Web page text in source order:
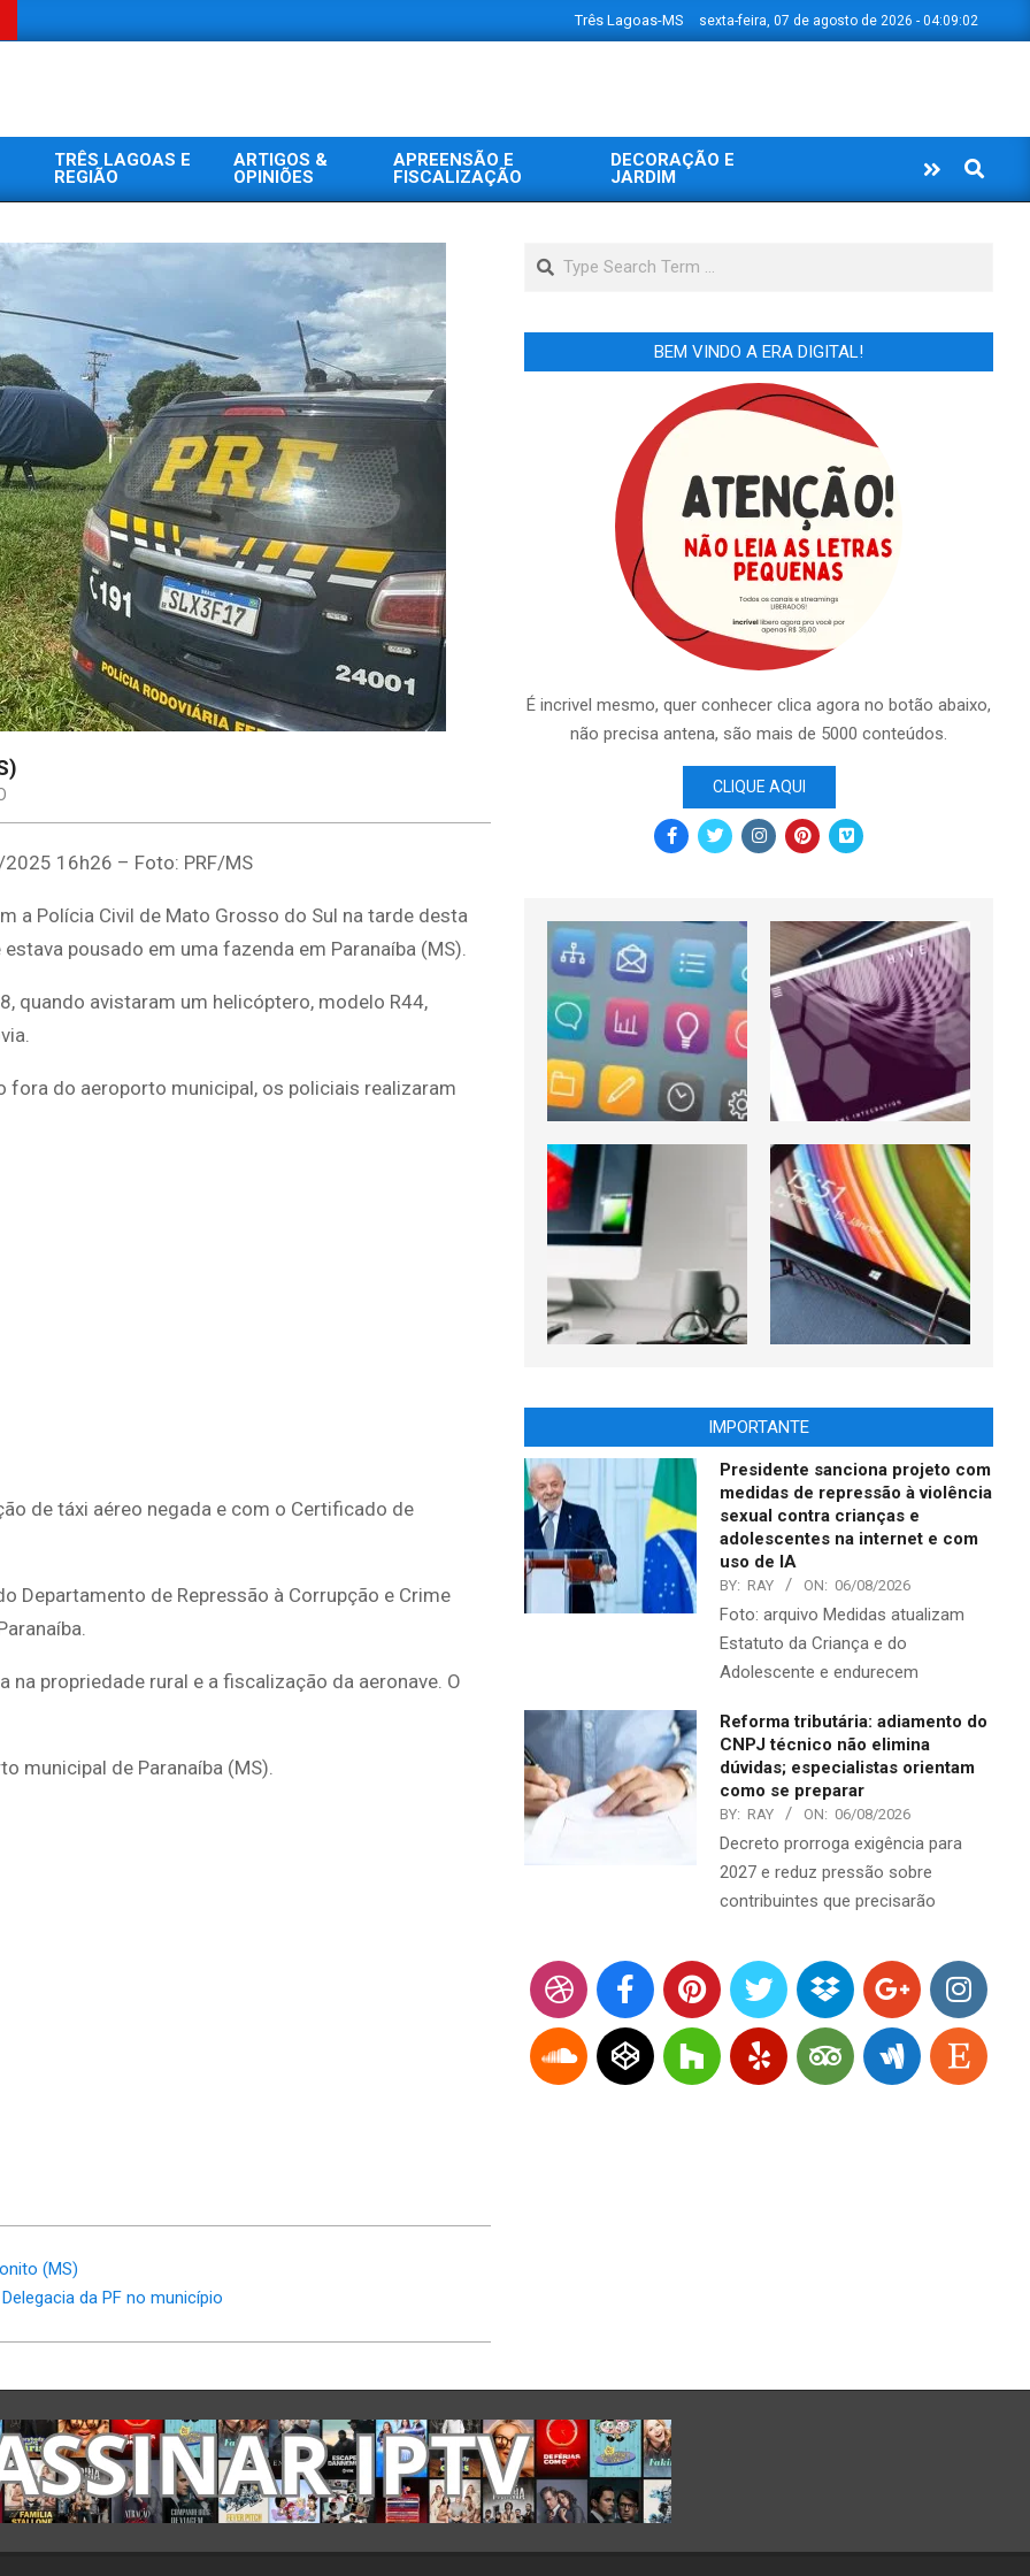
Três Lagoas-MS sexta-feira, 07 de agosto de 2026 - 04:09:02
TRÊS LAGOAS E
REGIÃO
ARTIGOS &
OPINIÕES
APREENSÃO E
FISCALIZAÇÃO
DECORAÇÃO E
JARDIM
Search
16h26 – Foto: PRF/MS
a Polícia Civil de Mato Grosso do Sul na tarde desta
pousado em uma fazenda em Paranaíba (MS).
quando avistaram um helicóptero, modelo R44,
fora do aeroporto municipal, os policiais realizaram
de táxi aéreo negada e com o Certificado de
Departamento de Repressão à Corrupção e Crime
propriedade rural e a fiscalização da aeronave. O
municipal de Paranaíba (MS).
(MS)
da PF no município
Search
BEM VINDO A ERA DIGITAL!
É incrivel mesmo, quer conhecer clica agora no botão abaixo,
não precisa antena, são mais de 5000 conteúdos.
CLIQUE AQUI
IMPORTANTE
Presidente sanciona projeto com
medidas de repressão à violência
sexual contra crianças e
adolescentes na internet e com
uso de IA
BY: RAY ON: 06/08/2026
Foto: arquivo Medidas atualizam
Estatuto da Criança e do
Adolescente e endurecem
Reforma tributária: adiamento do
CNPJ técnico não elimina
dúvidas; especialistas orientam
como se preparar
BY: RAY ON: 06/08/2026
Decreto prorroga exigência para
2027 e reduz pressão sobre
contribuintes que precisarão